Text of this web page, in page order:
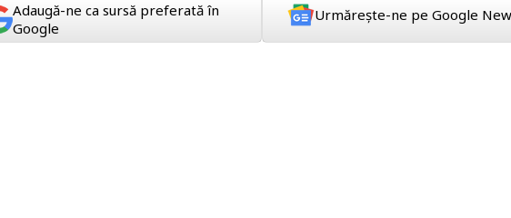
Adaugă-ne ca sursă preferată în
Google
Urmărește-ne pe Google